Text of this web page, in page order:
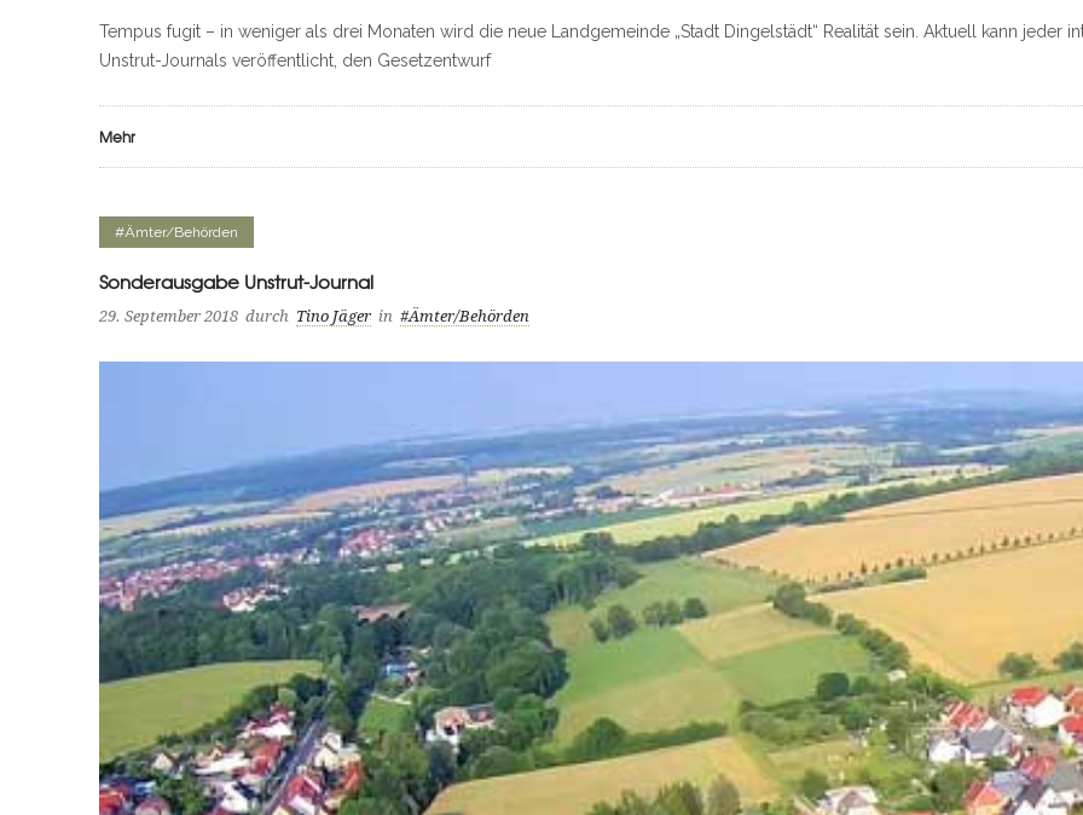
Tempus fugit – in weniger als drei Monaten wird die neue Landgemeinde „Stadt Dingelstädt“ Realität sein. Aktuell kann jeder
Unstrut-Journals veröffentlicht, den Gesetzentwurf
Mehr
#Ämter/Behörden
Sonderausgabe Unstrut-Journal
29. September 2018 durch Tino Jäger in #Ämter/Behörden